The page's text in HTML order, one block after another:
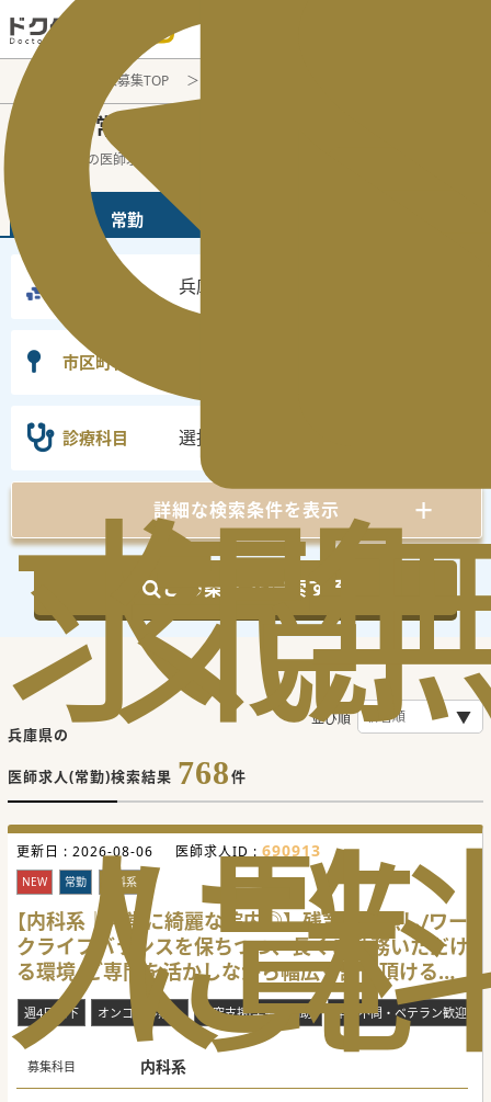
求
人
気
に
閲
覧
医師転職・求人募集TOP
兵庫県 の常勤医師求人・転職情報
兵庫県の常勤の医師求人の検索結果です。
常勤
兵庫県
市区町村
診療科目 選択なし
詳細な検索条件を表示
この条件で検索する
兵庫県の
医師求人(常勤)検索結果 768件
並び順
更新日 : 2026-08-06 医師求人ID : 690913
NEW 常勤 内科系
【内科系｜非常に綺麗な院内◎】残業ほぼ無し/ワー
クライフバランスを保ちつつ、長くご勤務いただけ
る環境/ご専門を活かしながら幅広く診て頂ける先
生を歓迎します♪
週4日以下 オンコール無し 研究支援(学会費補助) 年齢不問・ベテラン歓迎
募集科目 内科系